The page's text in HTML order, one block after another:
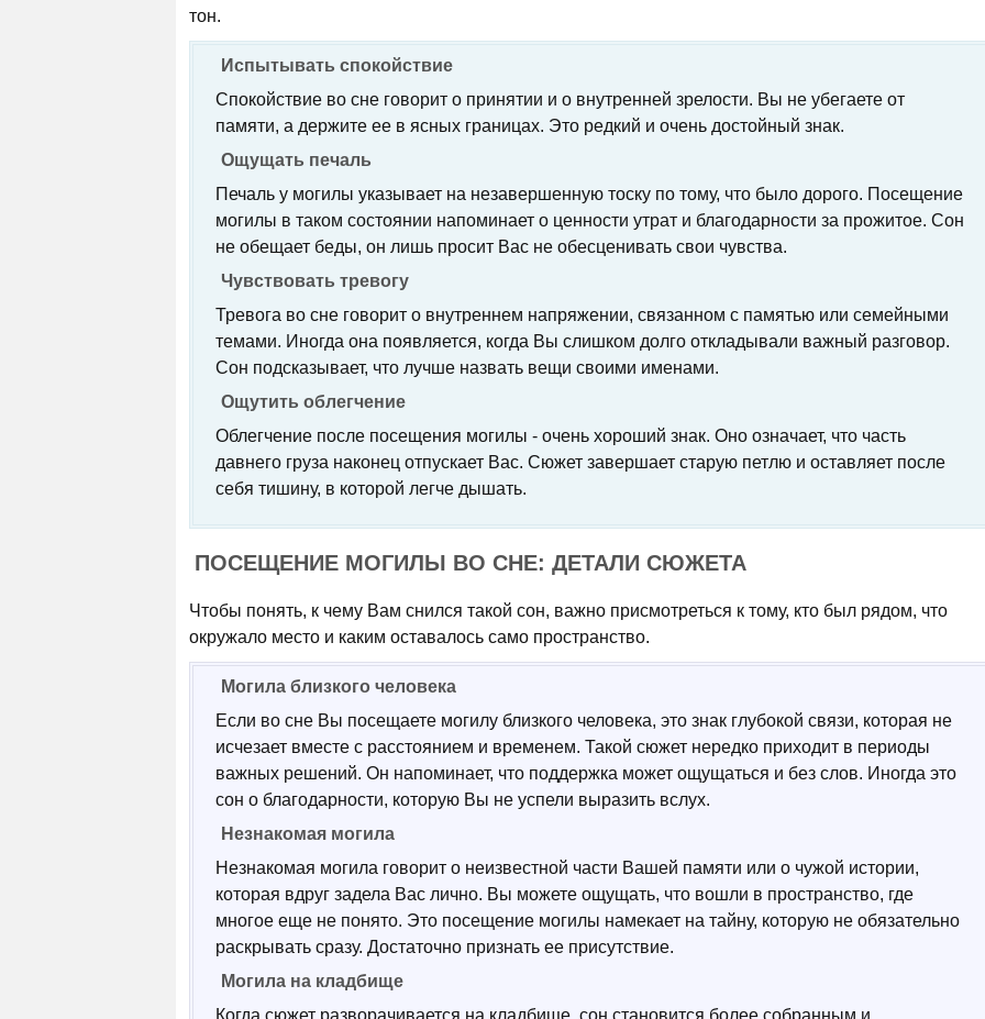
тон.
Испытывать спокойствие
Спокойствие во сне говорит о принятии и о внутренней зрелости. Вы не убегаете от
памяти, а держите ее в ясных границах. Это редкий и очень достойный знак.
Ощущать печаль
Печаль у могилы указывает на незавершенную тоску по тому, что было дорого. Посещение
могилы в таком состоянии напоминает о ценности утрат и благодарности за прожитое. Сон
не обещает беды, он лишь просит Вас не обесценивать свои чувства.
Чувствовать тревогу
Тревога во сне говорит о внутреннем напряжении, связанном с памятью или семейными
темами. Иногда она появляется, когда Вы слишком долго откладывали важный разговор.
Сон подсказывает, что лучше назвать вещи своими именами.
Ощутить облегчение
Облегчение после посещения могилы - очень хороший знак. Оно означает, что часть
давнего груза наконец отпускает Вас. Сюжет завершает старую петлю и оставляет после
себя тишину, в которой легче дышать.
ПОСЕЩЕНИЕ МОГИЛЫ ВО СНЕ: ДЕТАЛИ СЮЖЕТА
Чтобы понять, к чему Вам снился такой сон, важно присмотреться к тому, кто был рядом, что
окружало место и каким оставалось само пространство.
Могила близкого человека
Если во сне Вы посещаете могилу близкого человека, это знак глубокой связи, которая не
исчезает вместе с расстоянием и временем. Такой сюжет нередко приходит в периоды
важных решений. Он напоминает, что поддержка может ощущаться и без слов. Иногда это
сон о благодарности, которую Вы не успели выразить вслух.
Незнакомая могила
Незнакомая могила говорит о неизвестной части Вашей памяти или о чужой истории,
которая вдруг задела Вас лично. Вы можете ощущать, что вошли в пространство, где
многое еще не понято. Это посещение могилы намекает на тайну, которую не обязательно
раскрывать сразу. Достаточно признать ее присутствие.
Могила на кладбище
Когда сюжет разворачивается на кладбище, сон становится более собранным и